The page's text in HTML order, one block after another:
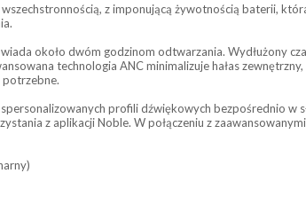
z imponującą żywotnością baterii,
około dwóm godzinom odtwarzania. Wydłużony
technologia ANC minimalizuje hałas
profili dźwiękowych bezpośrednio w
z aplikacji Noble. W połączeniu z